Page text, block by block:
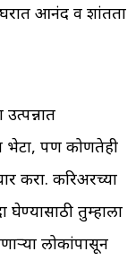
आनंद व शांतता
भेटा, पण कोणतेही
करा. करिअरच्या
घेण्यासाठी तुम्हाला
लोकांपासून